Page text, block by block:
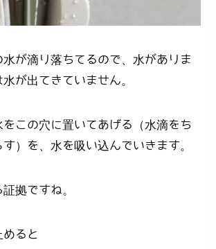
水が滴り落ちてるので、水がありま
が出てきていません。
をこの穴に置いてあげる（水滴をち
）を、水を吸い込んでいきます。
拠ですね。
ると